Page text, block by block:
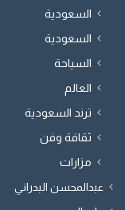
السعودية
السعودية
السياحة
العالم
ترند السعودية
ثقافة وفن
مزارات
عبدالمحسن البدراني